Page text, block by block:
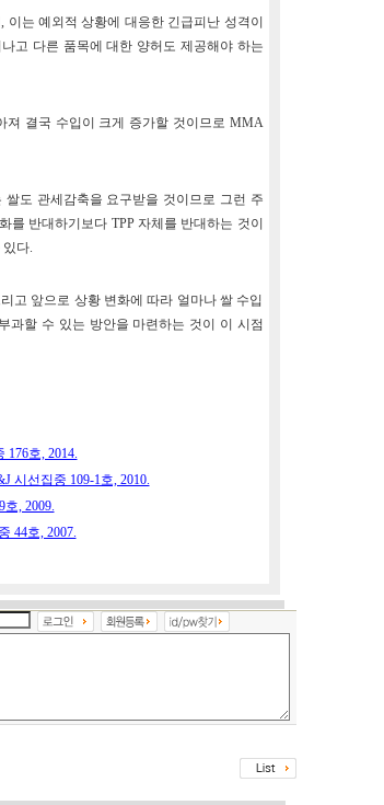
는 예외적 상황에 대응한 긴급피난 성격이
고 다른 품목에 대한 양허도 제공해야 하는
져 결국 수입이 크게 증가할 것이므로 MMA
도 관세감축을 요구받을 것이므로 그런 주
를 반대하기보다 TPP 자체를 반대하는 것이
다.
고 앞으로 상황 변화에 따라 얼마나 쌀 수입
과할 수 있는 방안을 마련하는 것이 이 시점
호, 2014.
시선집중 109-1호, 2010.
, 2009.
44호, 2007.